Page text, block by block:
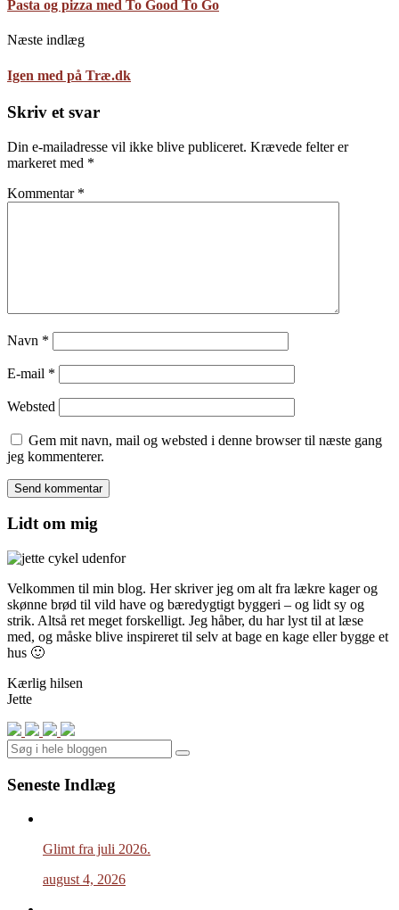
Pasta og pizza med To Good To Go
Næste indlæg
Igen med på Træ.dk
Skriv et svar
Din e-mailadresse vil ikke blive publiceret. Krævede felter er
markeret med *
Kommentar *
Navn *
E-mail *
Websted
Gem mit navn, mail og websted i denne browser til næste gang
jeg kommenterer.
Lidt om mig
Velkommen til min blog. Her skriver jeg om alt fra lækre kager og
skønne brød til vild have og bæredygtigt byggeri – og lidt sy og
strik. Altså ret meget forskelligt. Jeg håber, du har lyst til at læse
med, og måske blive inspireret til selv at bage en kage eller bygge et
hus 🙂
Kærlig hilsen
Jette
Search
Seneste Indlæg
Glimt fra juli 2026.
august 4, 2026